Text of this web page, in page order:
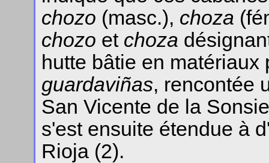
chozo (masc.), choza
chozo et choza
hutte bâtie en
guardaviñas, rencontée
San Vicente de la
s'est ensuite étendue à
Rioja (2).